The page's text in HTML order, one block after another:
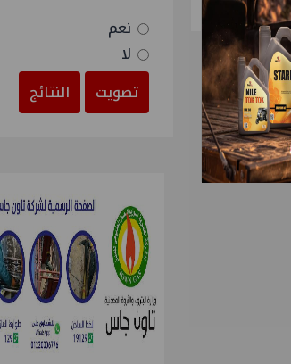
نعم
لا
تصويت
النتائج